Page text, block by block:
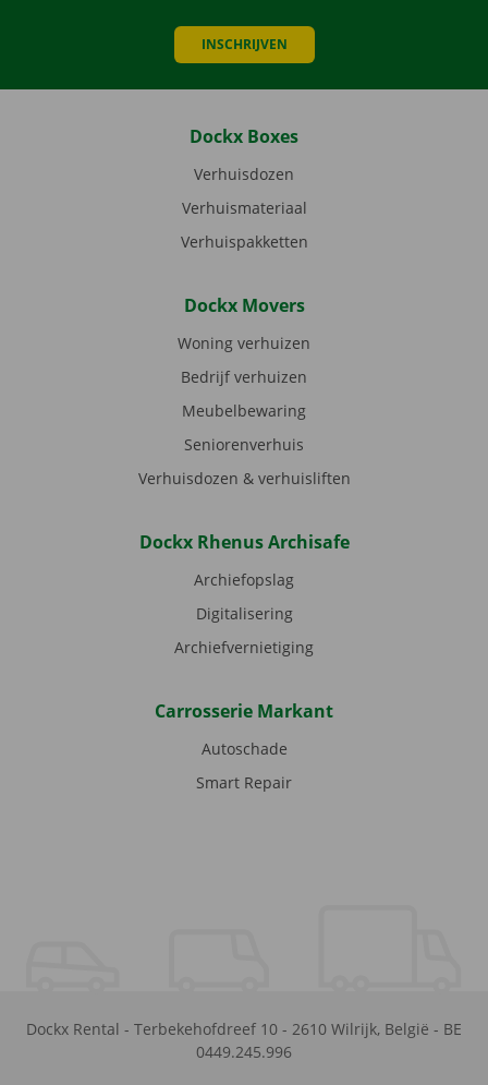
INSCHRIJVEN
Dockx Boxes
Verhuisdozen
Verhuismateriaal
Verhuispakketten
Dockx Movers
Woning verhuizen
Bedrijf verhuizen
Meubelbewaring
Seniorenverhuis
Verhuisdozen & verhuisliften
Dockx Rhenus Archisafe
Archiefopslag
Digitalisering
Archiefvernietiging
Carrosserie Markant
Autoschade
Smart Repair
Dockx Rental - Terbekehofdreef 10 - 2610 Wilrijk, België - BE
0449.245.996